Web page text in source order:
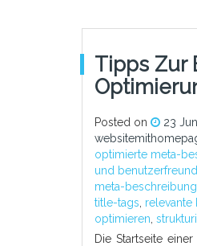
Tipps Zur
Posted on 23
optimierte meta-
und
meta-beschreibung
title-tags relevante
optimieren
Die Startseite